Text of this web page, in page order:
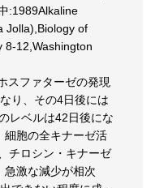
:1989Alkaline
Jolla),Biology of
8-12,Washington
スファターゼの発現
り、その4日後には
レベルは42日後にな
細胞の全キナーゼ活
チロシン・キナーゼ
急激な減少が相次